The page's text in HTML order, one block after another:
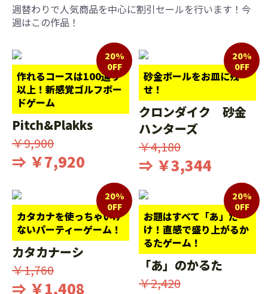
週替わりで人気商品を中心に割引セールを行います！今
週はこの作品！
作れるコースは100通り
以上！新感覚ゴルフボー
ドゲーム
20%
0FF
Pitch&Plakks
￥9,900
⇒ ￥7,920
砂金ボールをお皿に残
せ！
20%
0FF
クロンダイク 砂金
ハンターズ
￥4,180
⇒ ￥3,344
カタカナを使っちゃいけ
ないパーティーゲーム！
20%
0FF
カタカナーシ
￥1,760
⇒ ￥1,408
お題はすべて「あ」だ
け！直感で盛り上がるか
るたゲーム！
20%
0FF
「あ」のかるた
￥2,420